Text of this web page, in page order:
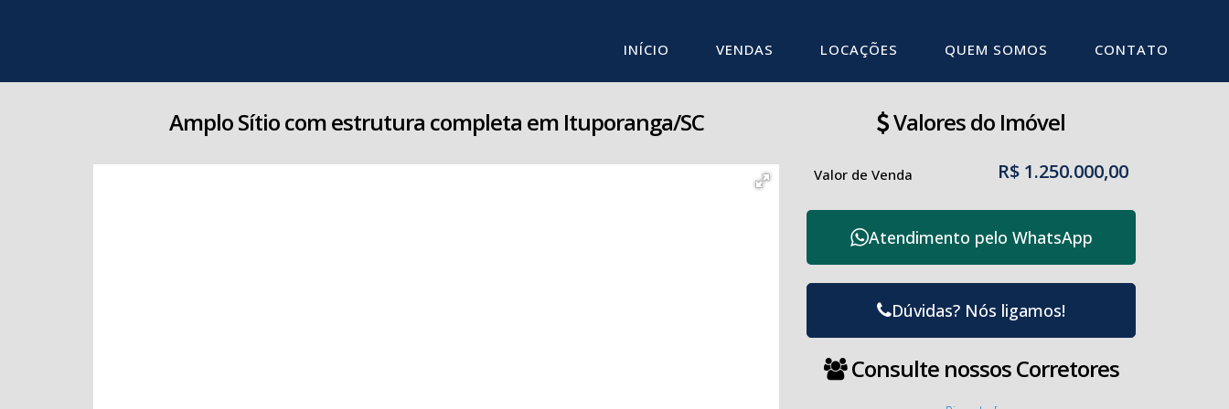
CONTATO
QUEM SOMOS
LOCAÇÕES
VENDAS
INÍCIO
Amplo Sítio com estrutura completa em Ituporanga/SC Valores do Imóvel
R$ 1.250.000,00
Valor de Venda
Atendimento pelo WhatsApp
Dúvidas? Nós ligamos!
Consulte nossos Corretores